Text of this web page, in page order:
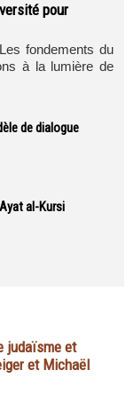
pour
fondements du
à la lumière de
de dialogue
al-Kursi
judaïsme et
et Michaël